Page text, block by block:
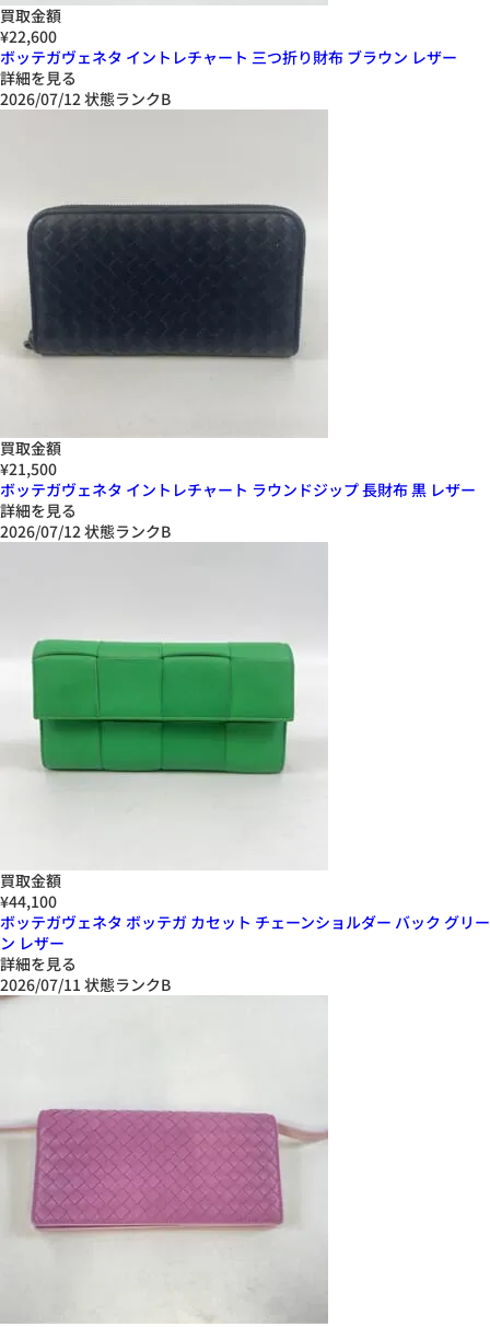
買取金額
¥22,600
ボッテガヴェネタ イントレチャート 三つ折り財布 ブラウン レザー
詳細を見る
2026/07/12状態ランクB
買取金額
¥21,500
ボッテガヴェネタ イントレチャート ラウンドジップ 長財布 黒 レザー
詳細を見る
2026/07/12状態ランクB
買取金額
¥44,100
ボッテガヴェネタ ボッテガ カセット チェーンショルダー バック グリー
ン レザー
詳細を見る
2026/07/11 状態ランクB